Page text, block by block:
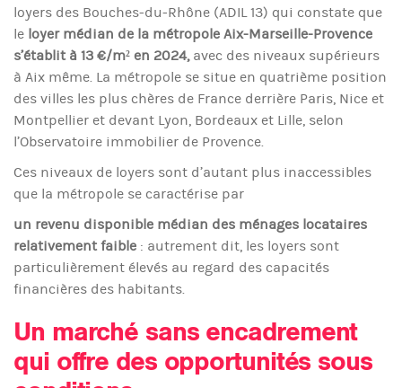
loyers des Bouches-du-Rhône (ADIL 13) qui constate que
le loyer médian de la métropole Aix-Marseille-Provence
s’établit à 13 €/m² en 2024,avec des niveaux supérieurs
à Aix même. La métropole se situe en quatrième position
des villes les plus chères de France derrière Paris, Nice et
Montpellier et devant Lyon, Bordeaux et Lille, selon
l’Observatoire immobilier de Provence.
Ces niveaux de loyers sont d’autant plus inaccessibles
que la métropole se caractérise par
un revenu disponible médian des ménages locataires
relativement faible : autrement dit, les loyers sont
particulièrement élevés au regard des capacités
financières des habitants.
Un marché sans encadrement
qui offre des opportunités sous